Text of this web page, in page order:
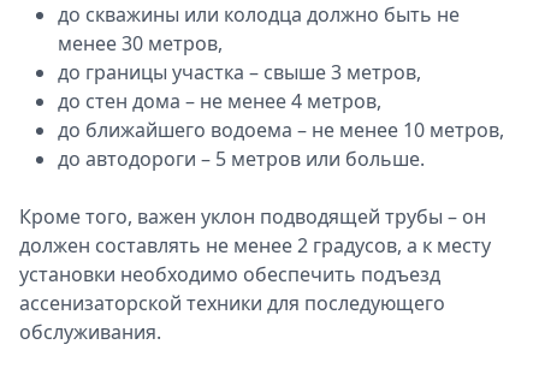
до скважины или колодца должно быть не
менее 30 метров,
до границы участка – свыше 3 метров,
до стен дома – не менее 4 метров,
до ближайшего водоема – не менее 10 метров,
до автодороги – 5 метров или больше.
Кроме того, важен уклон подводящей трубы – он
должен составлять не менее 2 градусов, а к месту
установки необходимо обеспечить подъезд
ассенизаторской техники для последующего
обслуживания.